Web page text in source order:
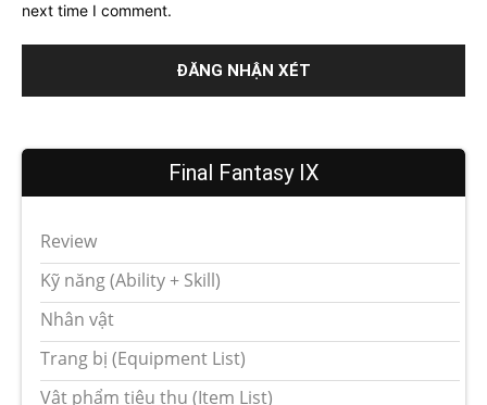
next time I comment.
Final Fantasy IX
Review
Kỹ năng (Ability + Skill)
Nhân vật
Trang bị (Equipment List)
Vật phẩm tiêu thụ (Item List)